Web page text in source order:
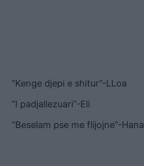
“Kenge djepi e shitur”-LLoa
“I padjallezuari”-Eli
“Beselam pse me flijojne”-Hana